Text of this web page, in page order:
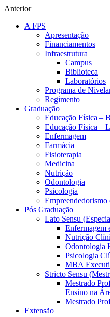
Anterior
A FPS
Apresentação
Financiamentos
Infraestrutura
Campus
Biblioteca
Laboratórios
Programa de
Regimento
Graduação
Educação Física –
Educação Física –
Enfermagem
Farmácia
Fisioterapia
Medicina
Nutrição
Odontologia
Psicologia
Pós Graduação
Lato Sensu
Enfermagem
Nutrição
Odontologia
Psicologia
MBA
Stricto Sensu
Mestrado
Ensino na
Mestrado
Extensão